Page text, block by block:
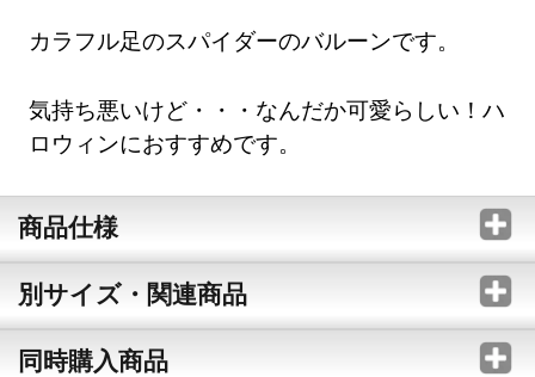
カラフル足のスパイダーのバルーンです。
気持ち悪いけど・・・なんだか可愛らしい！ハ
ロウィンにおすすめです。
商品仕様
別サイズ・関連商品
同時購入商品